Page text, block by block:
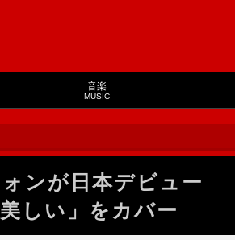
音楽
MUSIC
ォンが日本デビュー
しい」をカバー